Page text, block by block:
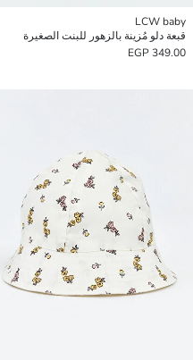
LCW baby
قبعة دلو مُزينة بالزهور للبنت الصغيرة
349.00 EGP